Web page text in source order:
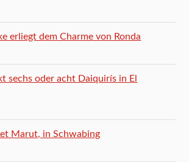
erliegt dem Charme von Ronda
sechs oder acht Daiquirís in El
Marut, in Schwabing